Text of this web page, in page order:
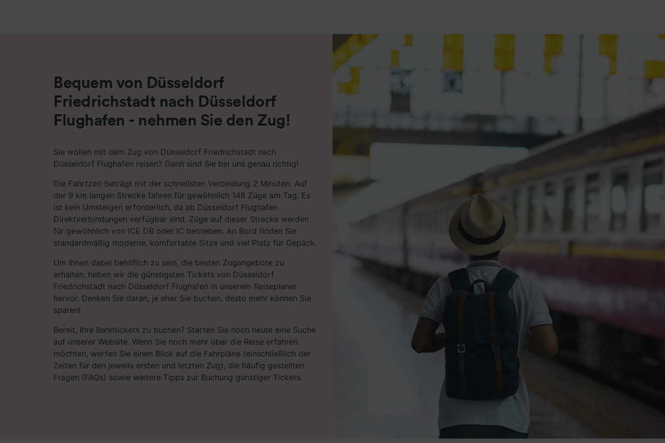
Bequem von Düsseldorf
Friedrichstadt nach Düsseldorf
Flughafen - nehmen Sie den Zug!
Sie wollen mit dem Zug von Düsseldorf Friedrichstadt nach
Düsseldorf Flughafen reisen? Dann sind Sie bei uns genau richtig!
Die Fahrtzeit beträgt mit der schnellsten Verbindung 2 Minuten. Auf
der 9 km langen Strecke fahren für gewöhnlich 148 Züge am Tag. Es
ist kein Umsteigen erforderlich, da ab Düsseldorf Flughafen
Direktverbindungen verfügbar sind. Züge auf dieser Strecke werden
für gewöhnlich von ICE DB oder IC betrieben. An Bord finden Sie
standardmäßig moderne, komfortable Sitze und viel Platz für Gepäck.
Um Ihnen dabei behilflich zu sein, die besten Zugangebote zu
erhalten, heben wir die günstigsten Tickets von Düsseldorf
Friedrichstadt nach Düsseldorf Flughafen in unserem Reiseplaner
hervor. Denken Sie daran, je eher Sie buchen, desto mehr können Sie
sparen!
Bereit, Ihre Bahntickets zu buchen? Starten Sie noch heute eine Suche
auf unserer Website. Wenn Sie noch mehr über die Reise erfahren
möchten, werfen Sie einen Blick auf die Fahrpläne (einschließlich der
Zeiten für den jeweils ersten und letzten Zug), die häufig gestellten
Fragen (FAQs) sowie weitere Tipps zur Buchung günstiger Tickets.